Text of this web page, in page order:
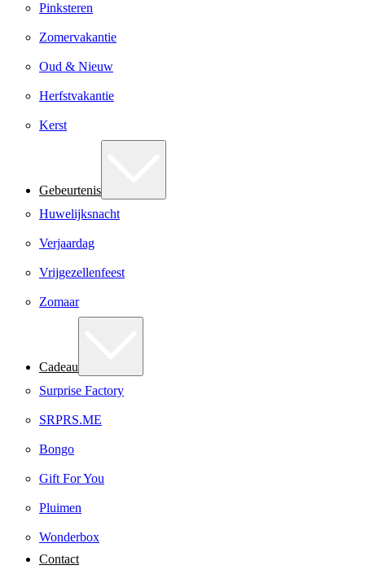
Pinksteren
Zomervakantie
Oud & Nieuw
Herfstvakantie
Kerst
Gebeurtenis
Huwelijksnacht
Verjaardag
Vrijgezellenfeest
Zomaar
Cadeau
Surprise Factory
SRPRS.ME
Bongo
Gift For You
Pluimen
Wonderbox
Contact